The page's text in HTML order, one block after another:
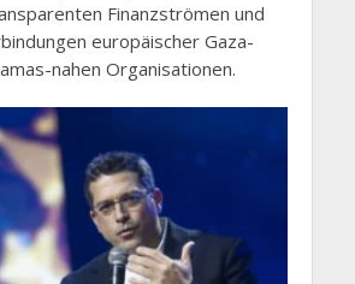
Finanzströmen und
europäischer Gaza-
nahen Organisationen.